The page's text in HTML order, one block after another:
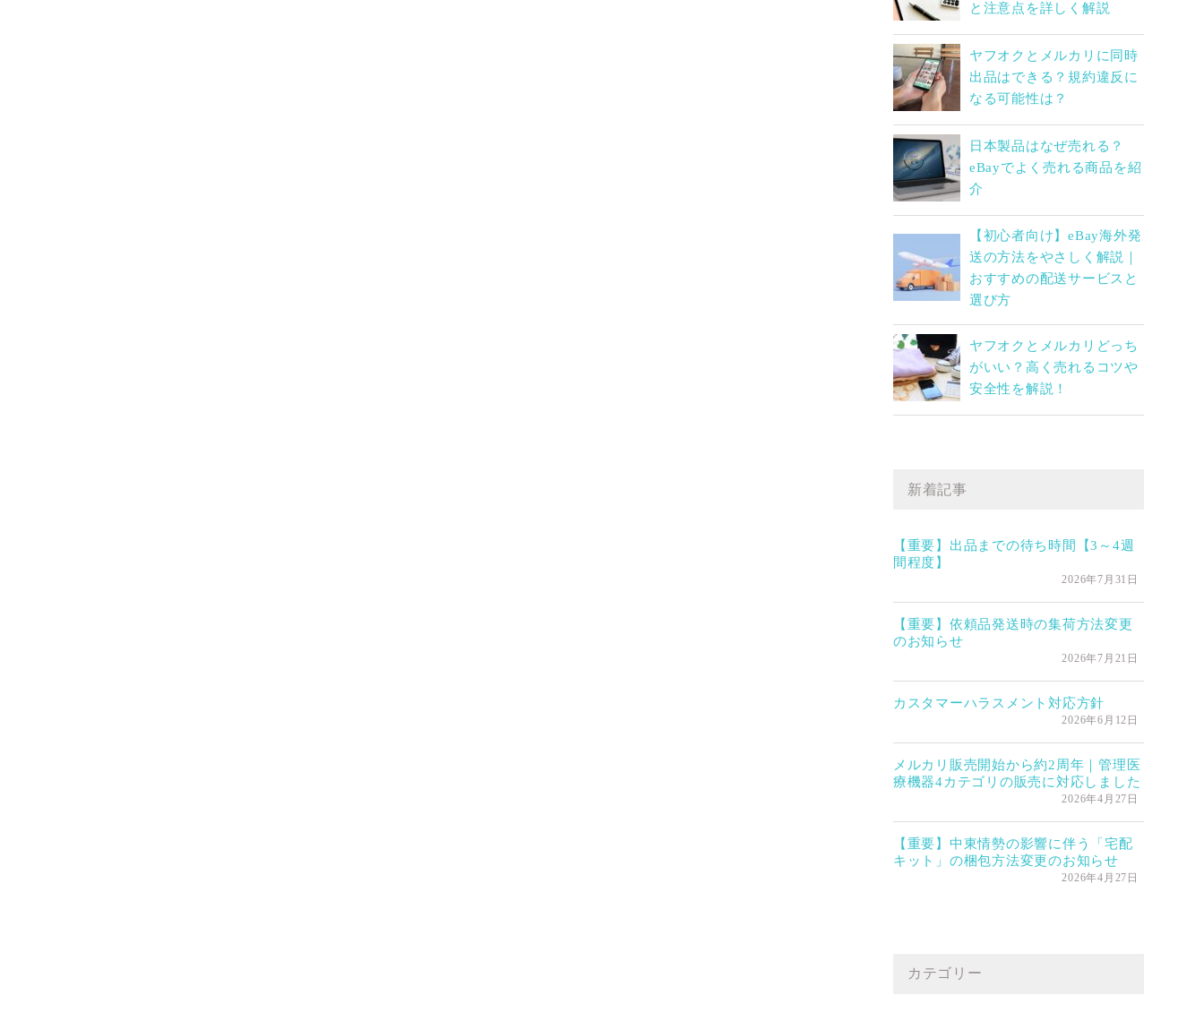
と注意点を詳しく解説
ヤフオクとメルカリに同時
出品はできる？規約違反に
なる可能性は？
日本製品はなぜ売れる？
eBayでよく売れる商品を紹
介
【初心者向け】eBay海外発
送の方法をやさしく解説｜
おすすめの配送サービスと
選び方
ヤフオクとメルカリどっち
がいい？高く売れるコツや
安全性を解説！
新着記事
【重要】出品までの待ち時間【3～4週
間程度】
2026年7月31日
【重要】依頼品発送時の集荷方法変更
のお知らせ
2026年7月21日
カスタマーハラスメント対応方針
2026年6月12日
メルカリ販売開始から約2周年｜管理医
療機器4カテゴリの販売に対応しました
2026年4月27日
【重要】中東情勢の影響に伴う「宅配
キット」の梱包方法変更のお知らせ
2026年4月27日
カテゴリー